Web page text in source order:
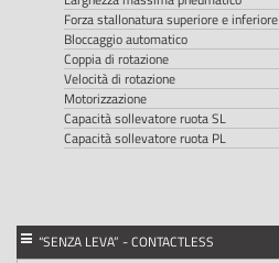
Forza stallonatura superiore e inferiore
Bloccaggio automatico
Coppia di rotazione
Velocità di rotazione
Motorizzazione
Capacità sollevatore ruota SL
Capacità sollevatore ruota PL
“SENZA LEVA” - CONTACTLESS